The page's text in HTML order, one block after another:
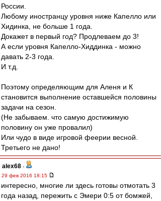
России.
Любому иностранцу уровня ниже Капелло или
Хидинка, не больше 1 года.
Докажет в первый год? Продлеваем до 3!
А если уровня Капелло-Хиддинка - можно
давать 2-3 года.
И т.д.
Поэтому определяющим для Аленя и К
становится выполнение оставшейся половины
задачи на сезон.
(Не забываем. что самую достижимую
половину он уже провалил)
Или чудо в виде игровой феерии весной.
Третьего не дано!
alex68 -
29 фев 2016 18:15
интересно, многие ли здесь готовы отмотать 3
года назад, пережить с Эмери 0:5 от бомжей,